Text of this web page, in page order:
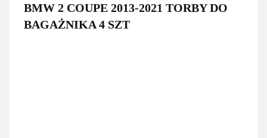
BMW 2 COUPE 2013-2021 TORBY DO
BAGAŻNIKA 4 SZT